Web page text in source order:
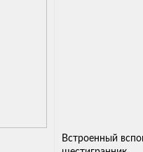
Встроенный